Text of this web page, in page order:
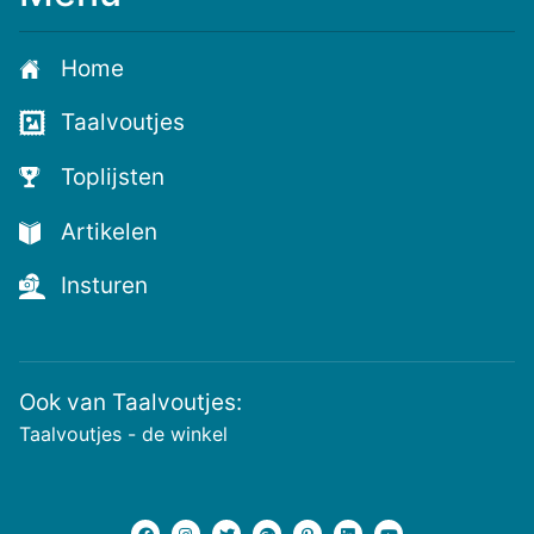
voor
de
nieuwste
voutjes
en
de
voutste
nieuwtjes!
Home
Taalvoutjes
Toplijsten
Artikelen
Insturen
Ook van Taalvoutjes:
Taalvoutjes - de winkel